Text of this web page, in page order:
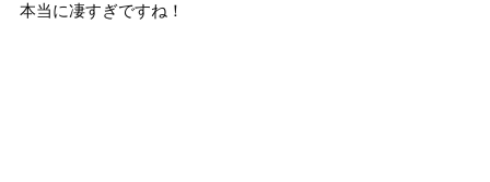
本当に凄すぎですね！